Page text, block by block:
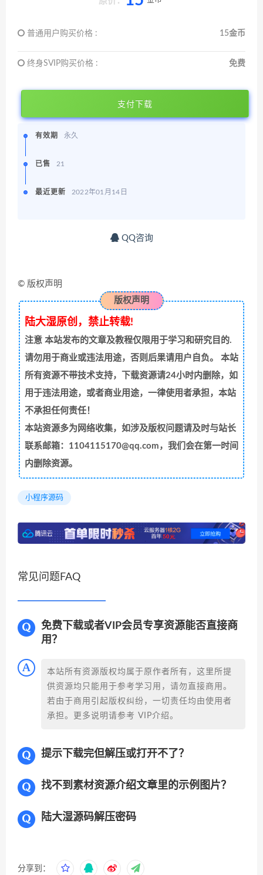
普通用户购买价格 : 15金币
终身SVIP购买价格 : 免费
支付下载
有效期 永久
已售 21
最近更新 2022年01月14日
QQ咨询
© 版权声明
版权声明
陆大湿原创，禁止转载!
注意本站发布的文章及教程仅限用于学习和研究目的.
请勿用于商业或违法用途，否则后果请用户自负。 本站
所有资源不带技术支持，下载资源请24小时内删除，如
用于违法用途，或者商业用途，一律使用者承担，本站
不承担任何责任！
本站资源多为网络收集，如涉及版权问题请及时与站长
联系邮箱：1104115170@qq.com，我们会在第一时间
内删除资源。
小程序源码
常见问题FAQ
免费下载或者VIP会员专享资源能否直接商
用？
本站所有资源版权均属于原作者所有，这里所提
供资源均只能用于参考学习用，请勿直接商用。
若由于商用引起版权纠纷，一切责任均由使用者
承担。更多说明请参考 VIP介绍。
提示下载完但解压或打开不了？
找不到素材资源介绍文章里的示例图片？
陆大湿源码解压密码
分享到：